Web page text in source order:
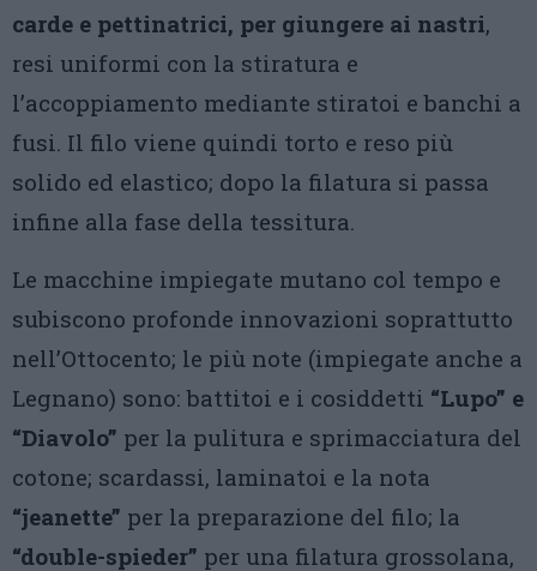
carde e pettinatrici, per giungere ai nastri,
resi uniformi con la stiratura e
l’accoppiamento mediante stiratoi e banchi a
fusi. Il filo viene quindi torto e reso più
solido ed elastico; dopo la filatura si passa
infine alla fase della tessitura.
Le macchine impiegate mutano col tempo e
subiscono profonde innovazioni soprattutto
nell’Ottocento; le più note (impiegate anche a
Legnano) sono: battitoi e i cosiddetti “Lupo” e
“Diavolo” per la pulitura e sprimacciatura del
cotone; scardassi, laminatoi e la nota
“jeanette” per la preparazione del filo; la
“double-spieder” per una filatura grossolana,